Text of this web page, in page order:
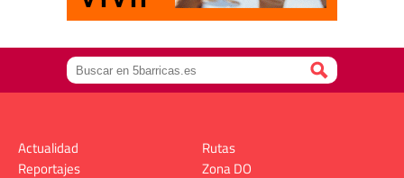
Actualidad
Reportajes
Rutas
Zona DO